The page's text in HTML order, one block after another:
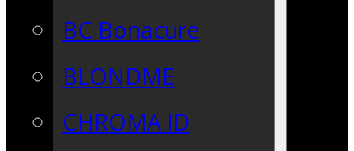
BC Bonacure
BLONDME
CHROMA ID